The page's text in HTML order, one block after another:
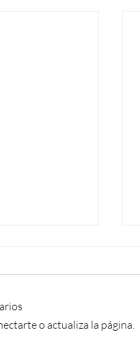
o actualiza la página.